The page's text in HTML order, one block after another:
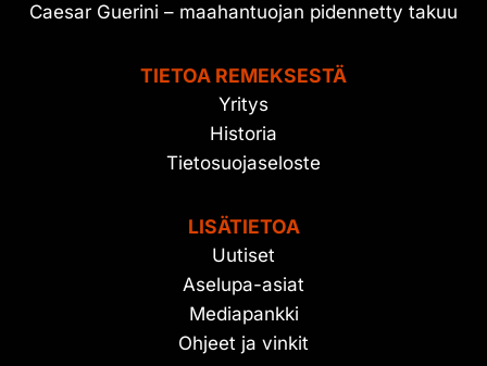
Caesar Guerini – maahantuojan pidennetty takuu
TIETOA REMEKSESTÄ
Yritys
Historia
Tietosuojaseloste
LISÄTIETOA
Uutiset
Aselupa-asiat
Mediapankki
Ohjeet ja vinkit